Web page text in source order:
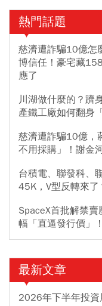
熱門話題
慈濟遭詐騙10億怎
博信任！豪宅藏
應了
川湖做什麼的？躋
產鐵工廠如何翻身
慈濟遭詐騙10億，
不用採購」！謝金
台積電、聯發科、
45K，V型反轉來了
SpaceX首批解禁
幅「直逼發行價」
最新文章
2026年下半年投